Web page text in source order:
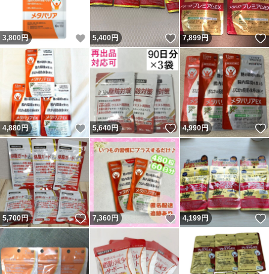
3,800 円 いいね！
5,400円 いいね！
7,899円
4,880円 いいね！
5,640円 いいね！
4,990円
5,700円 いいね！
7,360円 いいね！
4,199円